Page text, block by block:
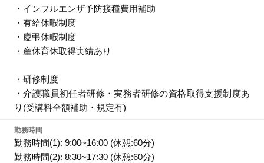
・インフルエンザ予防接種費用補助
・有給休暇制度
・慶弔休暇制度
・産休育休取得実績あり
・研修制度
・介護職員初任者研修・実務者研修の資格取得支援制度あ
り(受講料全額補助・規定有)
勤務時間
勤務時間(1): 9:00~16:00 (休憩:60分)
勤務時間(2): 8:30~17:30 (休憩:60分)